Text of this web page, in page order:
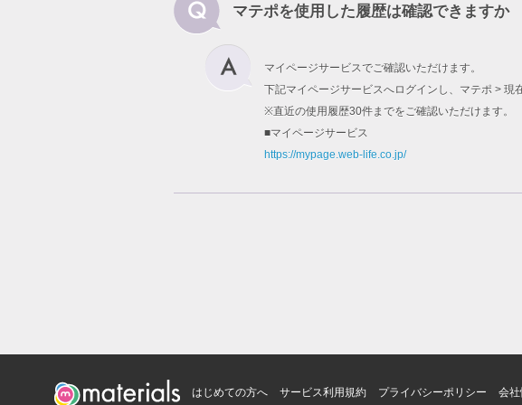
マテポを使用した履歴は確認できますか
マイページサービスでご確認いただけます。
下記マイページサービスへログインし、マテポ > 現
※直近の使用履歴30件までをご確認いただけます。
■マイページサービス
https://mypage.web-life.co.jp/
はじめての方へ サービス利用規約 プライバシーポリシー 会社